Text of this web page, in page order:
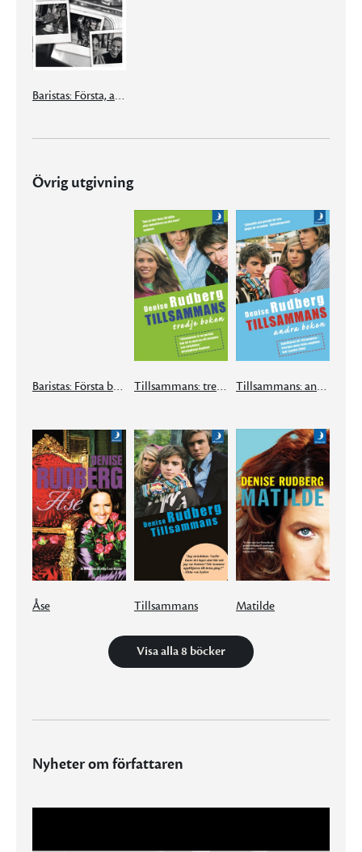
Baristas: Första, andra och tredje boken
Övrig utgivning
Baristas: Första boken Tillsammans: tredje boken Tillsammans: andra boken
Åse Tillsammans Matilde
Visa alla 8 böcker
Nyheter om författaren